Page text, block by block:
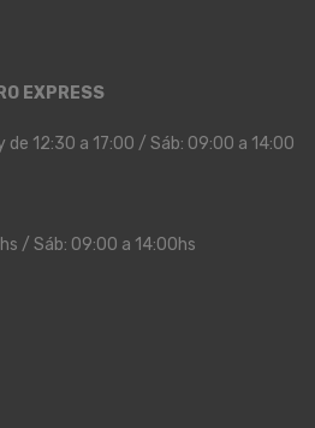
EXPRESS
de 12:30 a 17:00 / Sáb: 09:00 a 14:00
/ Sáb: 09:00 a 14:00hs